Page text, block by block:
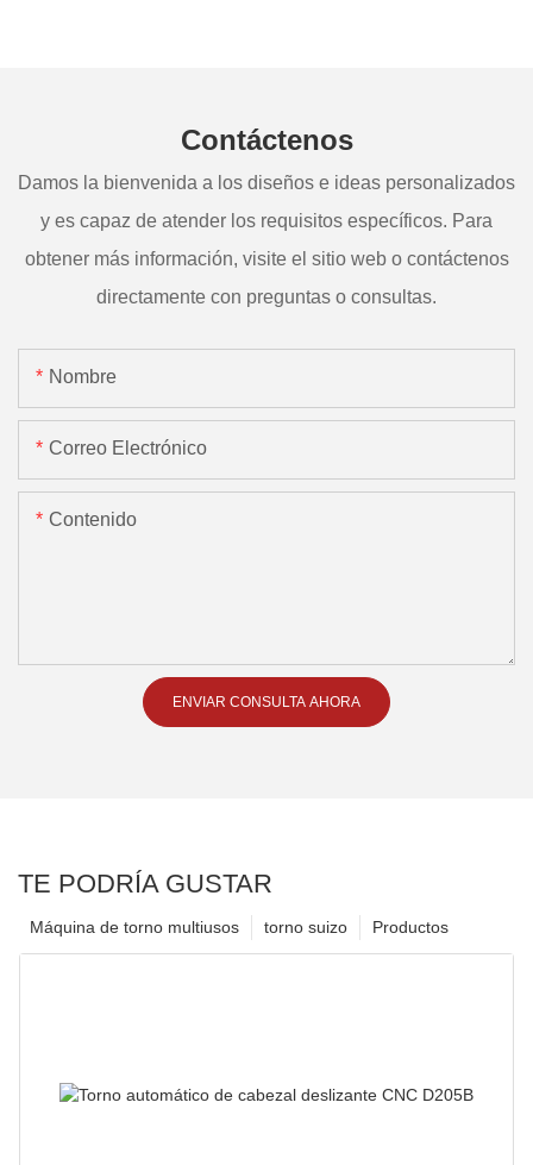
Contáctenos
Damos la bienvenida a los diseños e ideas personalizados
y es capaz de atender los requisitos específicos. Para
obtener más información, visite el sitio web o contáctenos
directamente con preguntas o consultas.
Nombre
Correo Electrónico
Contenido
ENVIAR CONSULTA AHORA
TE PODRÍA GUSTAR
Productos
torno suizo
Máquina de torno multiusos